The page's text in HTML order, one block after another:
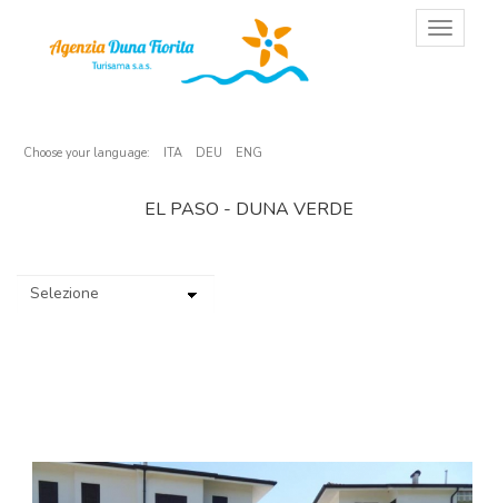
T
o
Choose your language: ITA DEU ENG
EL PASO - DUNA VERDE